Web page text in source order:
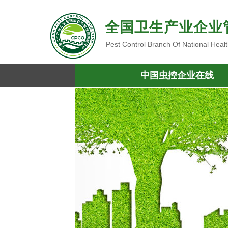
全国卫生产业企
Pest Control Branch Of National
中国虫控企业在线